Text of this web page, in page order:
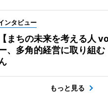
ンタビュー
【まちの未来を考える人
、多角的経営に取り組
もっと見る